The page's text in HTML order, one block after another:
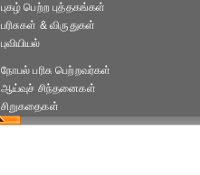
புகழ் பெற்ற புத்தகங்கள்
பரிசுகள் & விருதுகள்
புவியியல்
நோபல் பரிசு‎ பெற்றவர்‎கள்
ஆய்வுச் சிந்தனைகள்
சிறுகதைகள்